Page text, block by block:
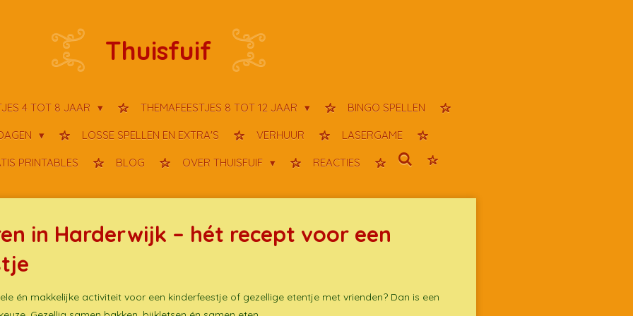
Thuisfuif
4 TOT 8 JAAR THEMAFEESTJES 8 TOT 12 JAAR BINGO SPELLEN
LOSSE SPELLEN EN EXTRA'S VERHUUR LASERGAME
PRINTABLES BLOG OVER THUISFUIF REACTIES
in Harderwijk – hét recept voor een
én makkelijke activiteit voor een kinderfeestje of gezellige etentje met vrienden? Dan is een